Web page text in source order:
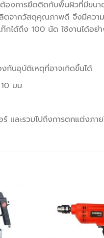
องการยึดติดกับพื้นผิวที่มีขน
ตจากวัสดุคุณภาพดี จึงมีควา
กได้ถึง 100 นัด ใช้งานได้อย่
กันอุบัติเหตุที่อาจเกิดขึ้นได้
มม.
ร์ และรวมไปถึงการตกแต่งภาย